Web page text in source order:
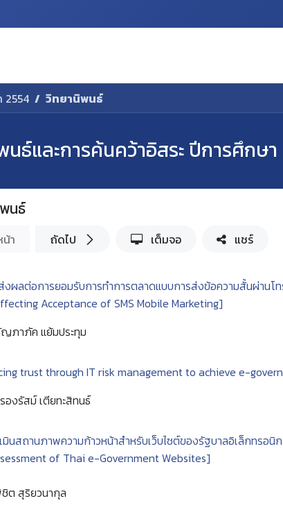
2554 วิทยานิพนธ์
ธ์และการค้นคว้าอิสระ ปีการศึกษา
นธ์
า ถัดไป เต็มจอ แชร์
ผลต่อการยอมรับการทำการตลาดแบบการส่งข้อความสั้นผ่านโ
Acceptance of SMS Mobile Marketing]
ภาภัค แย้มประทุม
trust through IT risk management to achieve e-
องรัสม์ เตียทะสิทนธ์
มินสถานภาพความก้าวหน้าสำหรับเว็บไซต์ของรัฐบาลอิเล็กทรอนิ
of Thai e-Government Websites]
ต สุริยวนากุล